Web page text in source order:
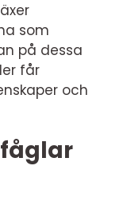
som
på dessa
får
och